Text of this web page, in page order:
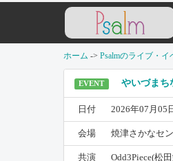
ホーム -> Psalmのライブ・イ
EVENT やいづまち
日付 2026年07月05
会場 焼津さかなセ
共演 Odd3Piece(松